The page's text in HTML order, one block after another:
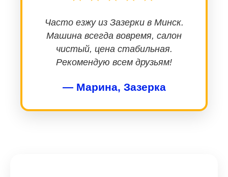
Часто езжу из Зазерки в Минск.
Машина всегда вовремя, салон
чистый, цена стабильная.
Рекомендую всем друзьям!
— Марина, Зазерка